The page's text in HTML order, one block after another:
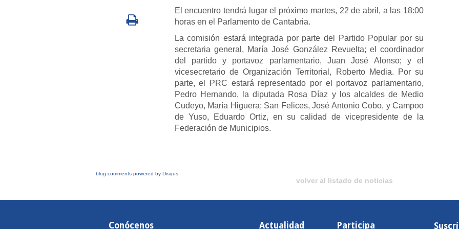
El encuentro tendrá lugar el próximo martes, 22 de abril, a las 18:00
horas en el Parlamento de Cantabria.
La comisión estará integrada por parte del Partido Popular por su
secretaria general, María José González Revuelta; el coordinador
del partido y portavoz parlamentario, Juan José Alonso; y el
vicesecretario de Organización Territorial, Roberto Media. Por su
parte, el PRC estará representado por el portavoz parlamentario,
Pedro Hernando, la diputada Rosa Díaz y los alcaldes de Medio
Cudeyo, María Higuera; San Felices, José Antonio Cobo, y Campoo
de Yuso, Eduardo Ortiz, en su calidad de vicepresidente de la
Federación de Municipios.
blog comments powered by Disqus
volver al listado de noticias
Conócenos Actualidad Participa